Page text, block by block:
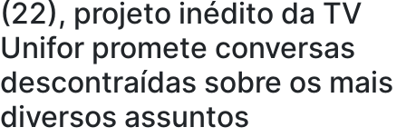
(22), projeto inédito da TV
Unifor promete conversas
descontraídas sobre os mais
diversos assuntos